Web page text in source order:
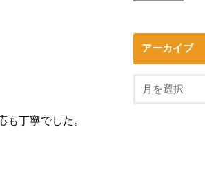
丁寧でした。
アーカイブ